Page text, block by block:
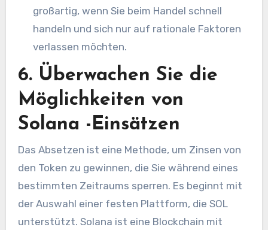
großartig, wenn Sie beim Handel schnell
handeln und sich nur auf rationale Faktoren
verlassen möchten.
6. Überwachen Sie die
Möglichkeiten von
Solana -Einsätzen
Das Absetzen ist eine Methode, um Zinsen von
den Token zu gewinnen, die Sie während eines
bestimmten Zeitraums sperren. Es beginnt mit
der Auswahl einer festen Plattform, die SOL
unterstützt. Solana ist eine Blockchain mit